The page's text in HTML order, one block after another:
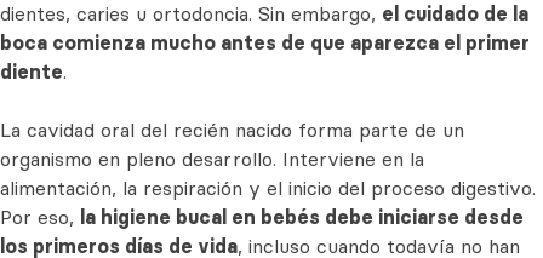
dientes, caries u ortodoncia. Sin embargo, el cuidado de la
boca comienza mucho antes de que aparezca el primer
diente.
La cavidad oral del recién nacido forma parte de un
organismo en pleno desarrollo. Interviene en la
alimentación, la respiración y el inicio del proceso digestivo.
Por eso, la higiene bucal en bebés debe iniciarse desde
los primeros días de vida, incluso cuando todavía no han